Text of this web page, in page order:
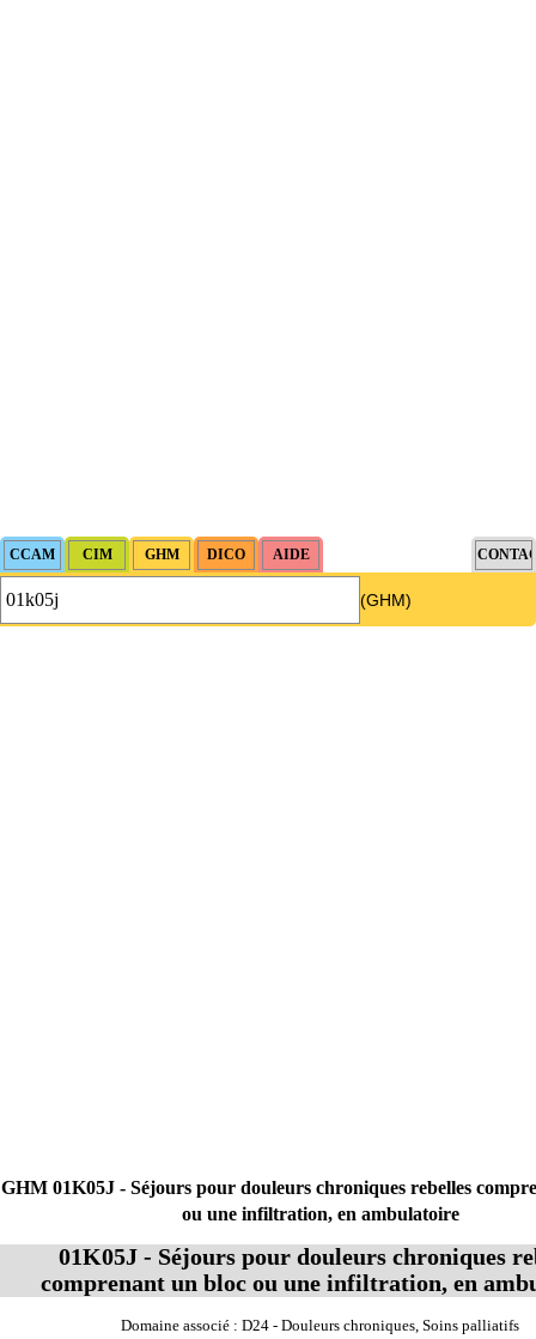
(GHM)
GHM 01K05J - Séjours pour douleurs chroniques rebelles
ou une infiltration, en ambulatoire
01K05J - Séjours pour douleurs chroniques
comprenant un bloc ou une infiltration, en
Domaine associé : D24 - Douleurs chroniques, Soins palliatifs